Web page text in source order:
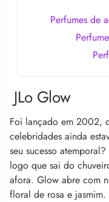
Perfumes de
JLo Glow
Foi lançado em 2002,
celebridades ainda
seu sucesso atemporal?
logo que sai do
afora. Glow abre com
floral de rosa e jasmim.